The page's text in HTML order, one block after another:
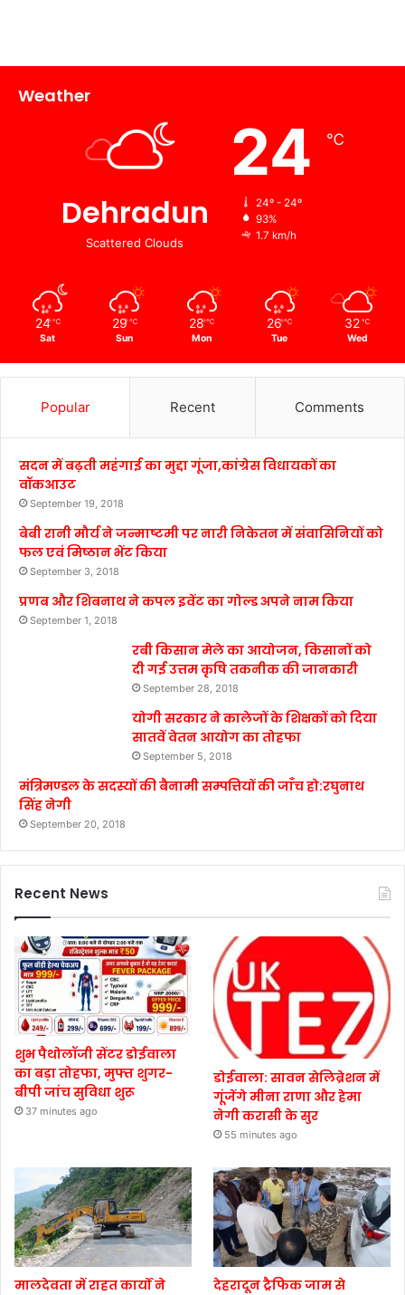
Weather
Dehradun
Scattered Clouds
24 ℃
24º - 24º
93%
1.7 km/h
24 ℃
Sat
29 ℃
Sun
28 ℃
Mon
26 ℃
Tue
32 ℃
Wed
Popular Recent Comments
सदन में बढ़ती महंगाई का मुद्दा गूंजा,कांग्रेस विधायकों का
वॉकआउट
September 19, 2018
बेबी रानी मौर्य ने जन्माष्टमी पर नारी निकेतन में संवासिनियों को
फल एवं मिष्ठान भेंट किया
September 3, 2018
प्रणब और शिबनाथ ने कपल इवेंट का गोल्ड अपने नाम किया
September 1, 2018
रबी किसान मेले का आयोजन, किसानों को
दी गई उत्तम कृषि तकनीक की जानकारी
September 28, 2018
योगी सरकार ने कालेजों के शिक्षकों को दिया
सातवें वेतन आयोग का तोहफा
September 5, 2018
मंत्रिमण्डल के सदस्यों की बैनामी सम्पत्तियों की जाँच हो:रघुनाथ
सिंह नेगी
September 20, 2018
Recent News
शुभ पैथोलॉजी सेंटर डोईवाला
का बड़ा तोहफा, मुफ्त शुगर-
बीपी जांच सुविधा शुरू
37 minutes ago
डोईवाला: सावन सेलिब्रेशन में
गूंजेंगे मीना राणा और हेमा
नेगी करासी के सुर
55 minutes ago
मालदेवता में राहत कार्यों ने
देहरादून ट्रैफिक जाम से